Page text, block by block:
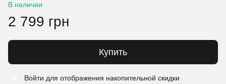
В наличии
2 799 грн
Купить
Войти для отображения накопительной скидки